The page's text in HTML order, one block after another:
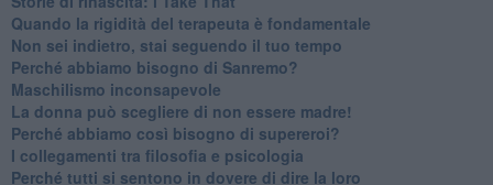
​Quando la rigidità del terapeuta è fondamentale
​Non sei indietro, stai seguendo il tuo tempo
​Perché abbiamo bisogno di Sanremo?
​Maschilismo inconsapevole
​La donna può scegliere di non essere madre!
​Perché abbiamo così bisogno di supereroi?
​I collegamenti tra filosofia e psicologia
​Perché tutti si sentono in dovere di dire la loro